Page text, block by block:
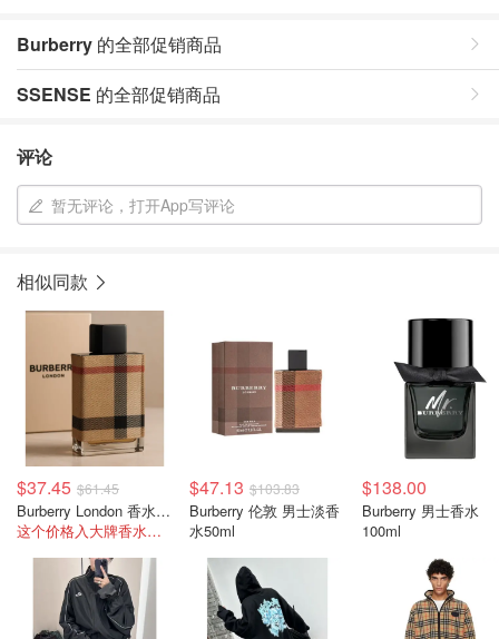
Burberry 的全部促销商品
SSENSE 的全部促销商品
评论
暂无评论，打开App写评论
相似同款
$37.45 $61.45
Burberry London 香水 30ML
这个价格入大牌香水？？
$47.13 $103.83
Burberry 伦敦 男士淡香
水50ml
$138.00
Burberry 男士香水
100ml